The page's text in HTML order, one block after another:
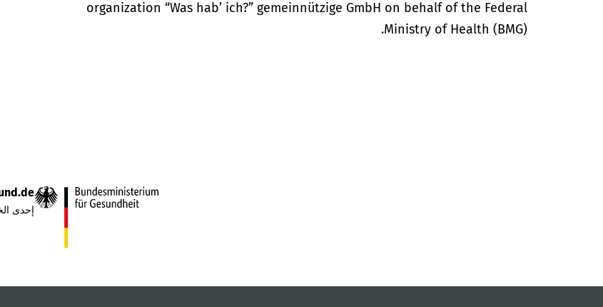
organization “Was hab’ ich?” gemeinnützige GmbH on behalf of the Federal
Ministry of Health (BMG).
إحدى